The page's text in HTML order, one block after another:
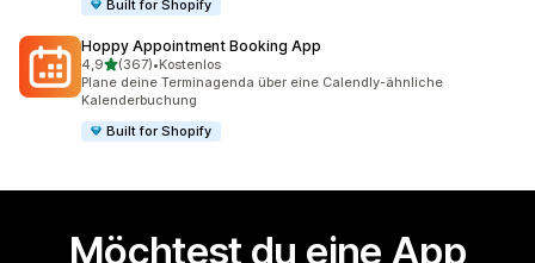
Built for Shopify
Hoppy Appointment Booking App
4,9von 5 Sternen
(367)
367 Rezensionen insgesamt
•Kostenlos
Plane deine Terminagenda über eine Calendly-ähnliche
Kalenderbuchung
Built for Shopify
Möchtest du eine App